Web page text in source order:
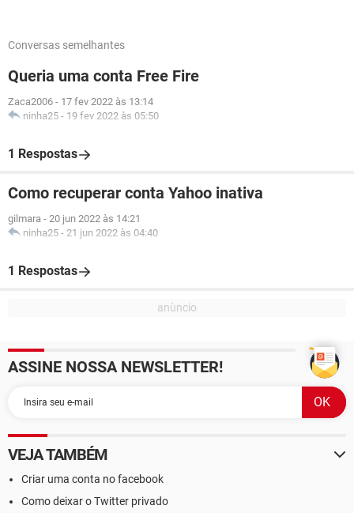
Conversas semelhantes
Queria uma conta Free Fire
Zaca2006 - 17 fev 2022 às 13:14
ninha25 - 19 fev 2022 às 05:50
1 Respostas
Como recuperar conta Yahoo inativa
gilmara - 20 jun 2022 às 14:21
ninha25 - 21 jun 2022 às 04:40
1 Respostas
ASSINE NOSSA NEWSLETTER!
VEJA TAMBÉM
Criar uma conta no facebook
Como deixar o Twitter privado